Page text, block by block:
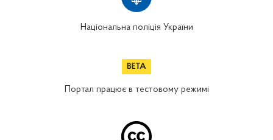
Національна поліція України
Портал працює в тестовому режимі